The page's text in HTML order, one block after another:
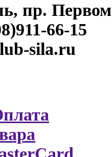
пр.
66-15
sila.ru